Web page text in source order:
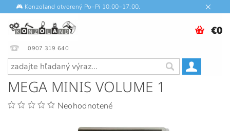
🎮 Konzoland otvorený Po–Pi 10:00–17:00.
0907 319 640
€0
MEGA MINIS VOLUME 1
Neohodnotené